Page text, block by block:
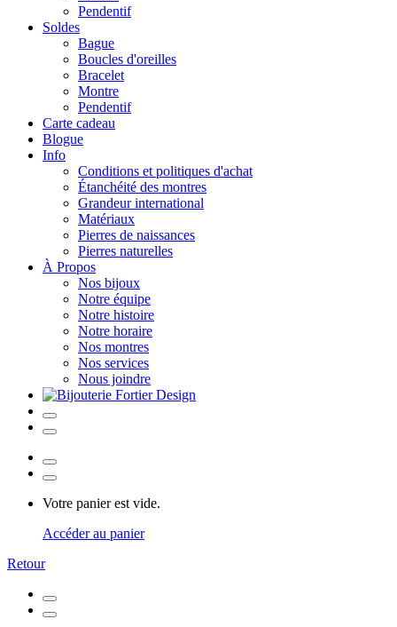
Pendentif
Soldes
Bague
Boucles d'oreilles
Bracelet
Montre
Pendentif
Carte cadeau
Blogue
Info
Conditions et politiques d'achat
Étanchéité des montres
Grandeur international
Matériaux
Pierres de naissances
Pierres naturelles
À Propos
Nos bijoux
Notre équipe
Notre histoire
Notre horaire
Nos montres
Nos services
Nous joindre
Votre panier est vide.
Accéder au panier
Retour